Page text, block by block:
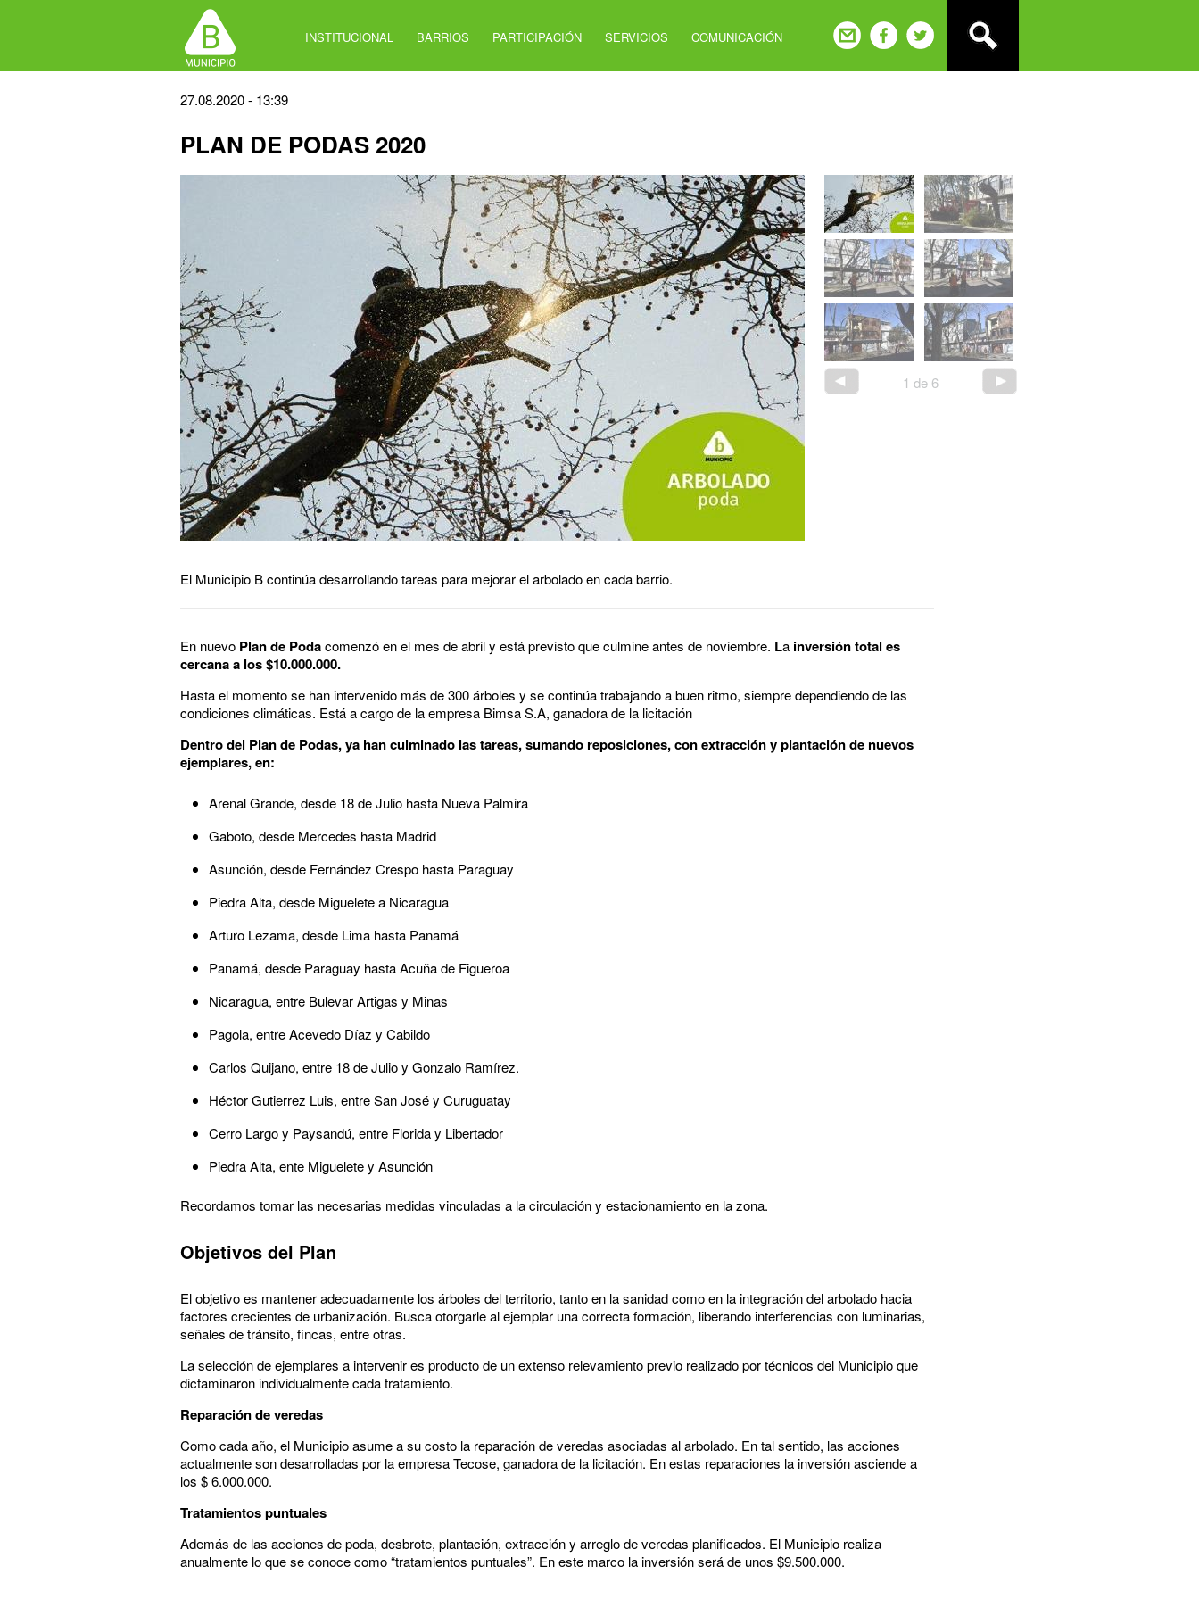
INSTITUCIONAL BARRIOS PARTICIPACIÓN SERVICIOS COMUNICACIÓN
Back
top
27.08.2020 - 13:39
PLAN DE PODAS 2020
1 de 6
El Municipio B continúa desarrollando tareas para mejorar el arbolado en cada barrio.
En nuevo Plan de Podacomenzó en el mes de abril y está previsto que culmine antes de noviembre. La inversión total es
cercana a los $10.000.000.
Hasta el momento se han intervenido más de 300 árboles y se continúa trabajando a buen ritmo, siempre dependiendo de las
condiciones climáticas. Está a cargo de la empresa Bimsa S.A, ganadora de la licitación
Dentro del Plan de Podas, ya han culminado las tareas, sumando reposiciones, con extracción y plantación de nuevos
ejemplares, en:
Arenal Grande, desde 18 de Julio hasta Nueva Palmira
Gaboto, desde Mercedes hasta Madrid
Asunción, desde Fernández Crespo hasta Paraguay
Piedra Alta, desde Miguelete a Nicaragua
Arturo Lezama, desde Lima hasta Panamá
Panamá, desde Paraguay hasta Acuña de Figueroa
Nicaragua, entre Bulevar Artigas y Minas
Pagola, entre Acevedo Díaz y Cabildo
Carlos Quijano, entre 18 de Julio y Gonzalo Ramírez.
Héctor Gutierrez Luis, entre San José y Curuguatay
Cerro Largo y Paysandú, entre Florida y Libertador
Piedra Alta, ente Miguelete y Asunción
Recordamos tomar las necesarias medidas vinculadas a la circulación y estacionamiento en la zona.
Objetivos del Plan
El objetivo es mantener adecuadamente los árboles del territorio, tanto en la sanidad como en la integración del arbolado hacia
factores crecientes de urbanización. Busca otorgarle al ejemplar una correcta formación, liberando interferencias con luminarias,
señales de tránsito, fincas, entre otras.
La selección de ejemplares a intervenir es producto de un extenso relevamiento previo realizado por técnicos del Municipio que
dictaminaron individualmente cada tratamiento.
Reparación de veredas
Como cada año, el Municipio asume a su costo la reparación de veredas asociadas al arbolado. En tal sentido, las acciones
actualmente son desarrolladas por la empresa Tecose, ganadora de la licitación. En estas reparaciones la inversión asciende a
los $ 6.000.000.
Tratamientos puntuales
Además de las acciones de poda, desbrote, plantación, extracción y arreglo de veredas planificados. El Municipio realiza
anualmente lo que se conoce como “tratamientos puntuales”. En este marco la inversión será de unos $9.500.000.